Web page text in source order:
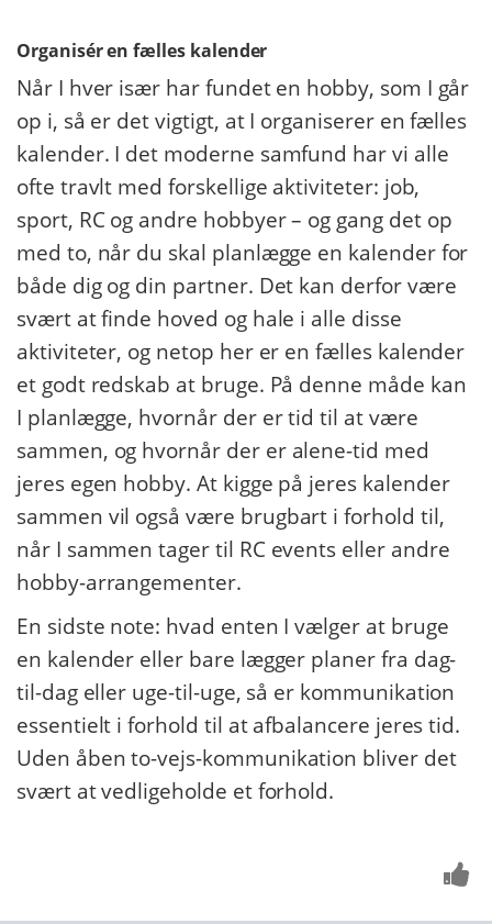
Organisér en fælles kalender
Når I hver især har fundet en hobby, som I går
op i, så er det vigtigt, at I organiserer en fælles
kalender. I det moderne samfund har vi alle
ofte travlt med forskellige aktiviteter: job,
sport, RC og andre hobbyer – og gang det op
med to, når du skal planlægge en kalender for
både dig og din partner. Det kan derfor være
svært at finde hoved og hale i alle disse
aktiviteter, og netop her er en fælles kalender
et godt redskab at bruge. På denne måde kan
I planlægge, hvornår der er tid til at være
sammen, og hvornår der er alene-tid med
jeres egen hobby. At kigge på jeres kalender
sammen vil også være brugbart i forhold til,
når I sammen tager til RC events eller andre
hobby-arrangementer.
En sidste note: hvad enten I vælger at bruge
en kalender eller bare lægger planer fra dag-
til-dag eller uge-til-uge, så er kommunikation
essentielt i forhold til at afbalancere jeres tid.
Uden åben to-vejs-kommunikation bliver det
svært at vedligeholde et forhold.